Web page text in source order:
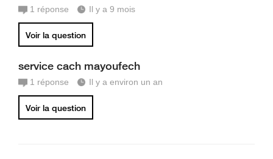
1 réponse Il y a 9 mois
Voir la question
service cach mayoufech
1 réponse Il y a environ un an
Voir la question